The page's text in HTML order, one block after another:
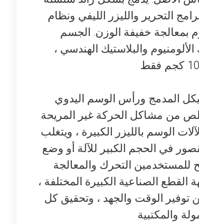
التحرير والليزر الليفي ونظام
بمعالجة خفيفة الوزن. الجسم
والبلاستيك الهندسي ،
المدمج ورأس الوسم اليدوي
من مشاكل الحركة غير المريحة
الوسم بالليزر الكبيرة ، ويتغلب
في الحجم الكبير للآلة أو وضع
للمستخدمين التحرك والمعالجة
الصناعية الكبيرة المختلفة ،
الوقت والجهد ، وتحقيق كل